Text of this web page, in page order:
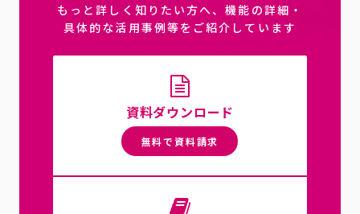
もっと詳しく知りたい方へ、機能の詳細・
具体的な活用事例等をご紹介しています
資料ダウンロード
無料で資料請求